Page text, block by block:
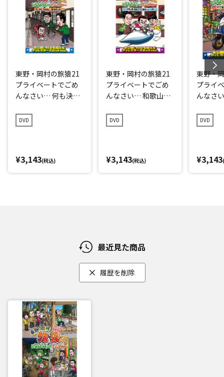
東野・岡村の旅猿21
プライベートでごめ
んなさい… 何も決め
ミアム完全版
DVD
¥3,143(税込)
東野・岡村の旅猿21
プライベートでごめ
んなさい… 和歌山県
ョーへの旅 プレミア
ム完全版
DVD
¥3,143(税込)
東野・
プライ
んなさ
編 プレ
DVD
¥3,143
最近見た商品
履歴を削除